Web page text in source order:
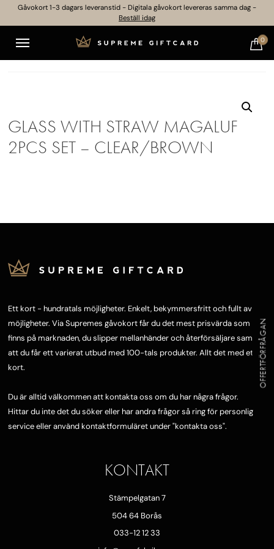
Gåvokort 1-3 dagars leveranstid - Digitala gåvokort levereras samma dag -
Beställ idag
0
GLASS WITH STRAW MAGALUF
2PCS SET – CLEAR/BROWN
Ett kort - hundratals möjligheter. Enkelt, bekymmersfritt och fullt av
möjligheter. Via Supremes gåvokort får du det mest prisvärda som
finns på marknaden, du slipper mellanhänder och återförsäljare samt
att du får ett varierat utbud med 100-tals produkter. Allt det med ett
kort.
Du är alltid välkommen att kontakta oss om du har några frågor.
Hittar du inte det du söker eller har andra frågor så ring för personlig
service eller använd kontaktformuläret under "kontakta oss".
KONTAKT
Stämpelgatan 7
504 64 Borås
033-12 12 33
OFFERTFÖRFRÅGAN